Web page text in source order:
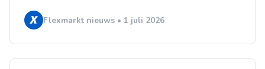
Flexmarkt nieuws • 1 juli 2026